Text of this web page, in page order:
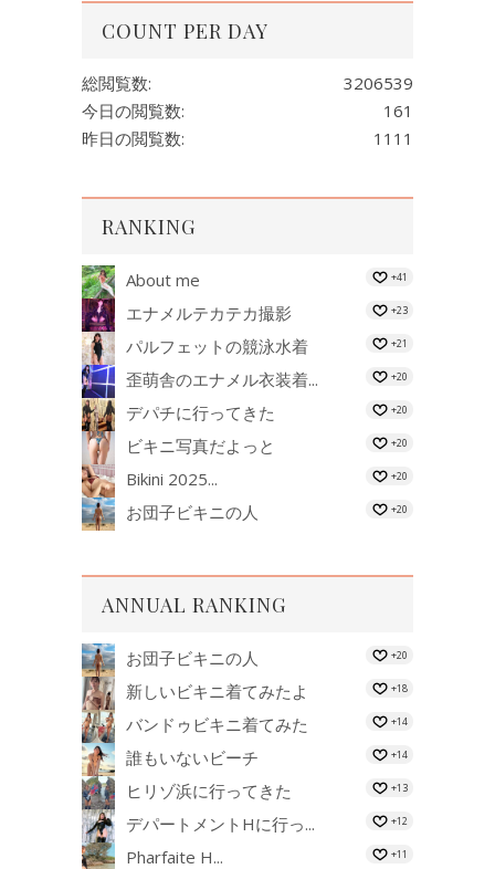
COUNT PER DAY
3206539
総閲覧数:
161
今日の閲覧数:
1111
昨日の閲覧数:
RANKING
About me +41
エナメルテカテカ撮影 +23
パルフェットの競泳水着 +21
歪萌舎のエナメル衣装着... +20
デパチに行ってきた +20
ビキニ写真だよっと +20
Bikini 2025... +20
お団子ビキニの人 +20
ANNUAL RANKING
お団子ビキニの人 +20
新しいビキニ着てみたよ +18
バンドゥビキニ着てみた +14
誰もいないビーチ +14
ヒリゾ浜に行ってきた +13
デパートメントHに行っ... +12
Pharfaite H... +11